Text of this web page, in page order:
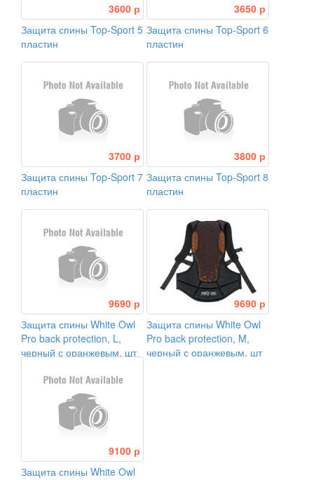
3600 р
Защита спины Top-Sport 5
пластин
3650 р
Защита спины Top-Sport 6
пластин
3700 р
Защита спины Top-Sport 7
пластин
3800 р
Защита спины Top-Sport 8
пластин
9690 р
Защита спины White Owl
Pro back protection, L,
черный с оранжевым, шт
9690 р
Защита спины White Owl
Pro back protection, M,
черный с оранжевым, шт
9100 р
Защита спины White Owl